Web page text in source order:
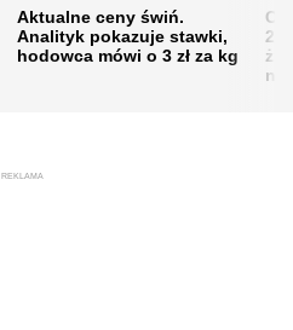
Aktualne ceny świń.
Analityk pokazuje stawki,
hodowca mówi o 3 zł za kg
REKLAMA